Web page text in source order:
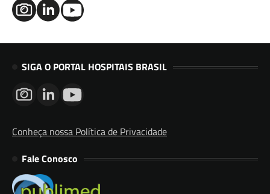
SIGA O PORTAL HOSPITAIS BRASIL
Conheça nossa Política de Privacidade
Fale Conosco